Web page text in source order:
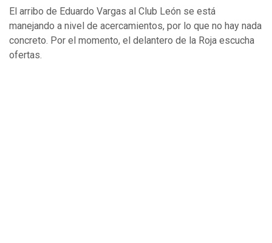
El arribo de Eduardo Vargas al Club León se está
manejando a nivel de acercamientos, por lo que no hay nada
concreto. Por el momento, el delantero de la Roja escucha
ofertas.